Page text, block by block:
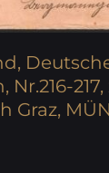
Nr.216-
Graz,